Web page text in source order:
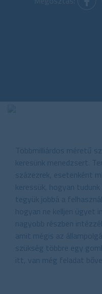
Többmilliárdos méretű
keresünk menedzsert.
százezrek, esetenként
keressük, hogyan
tegyük jobbá a
hogyan ne kelljen ügyet
nagyobb részben
amit mégis az
szükség többre egy
itt, van még feladat